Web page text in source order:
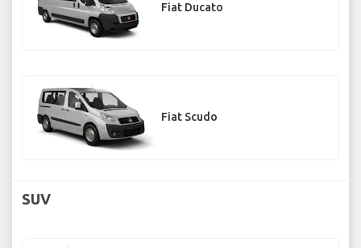
Fiat Ducato
Fiat Scudo
SUV